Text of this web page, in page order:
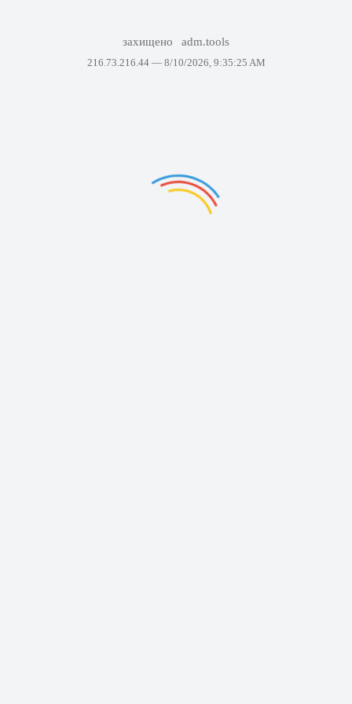
захищено adm.tools
216.73.216.44 — 8/10/2026, 9:35:25 AM